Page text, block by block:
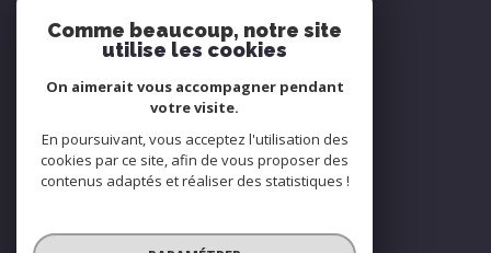
ADHÉRENTS
© 2026 | Tous droits réservés
Comme beaucoup, notre site
utilise les cookies
On aimerait vous accompagner pendant
votre visite.
En poursuivant, vous acceptez l'utilisation des
cookies par ce site, afin de vous proposer des
contenus adaptés et réaliser des statistiques !